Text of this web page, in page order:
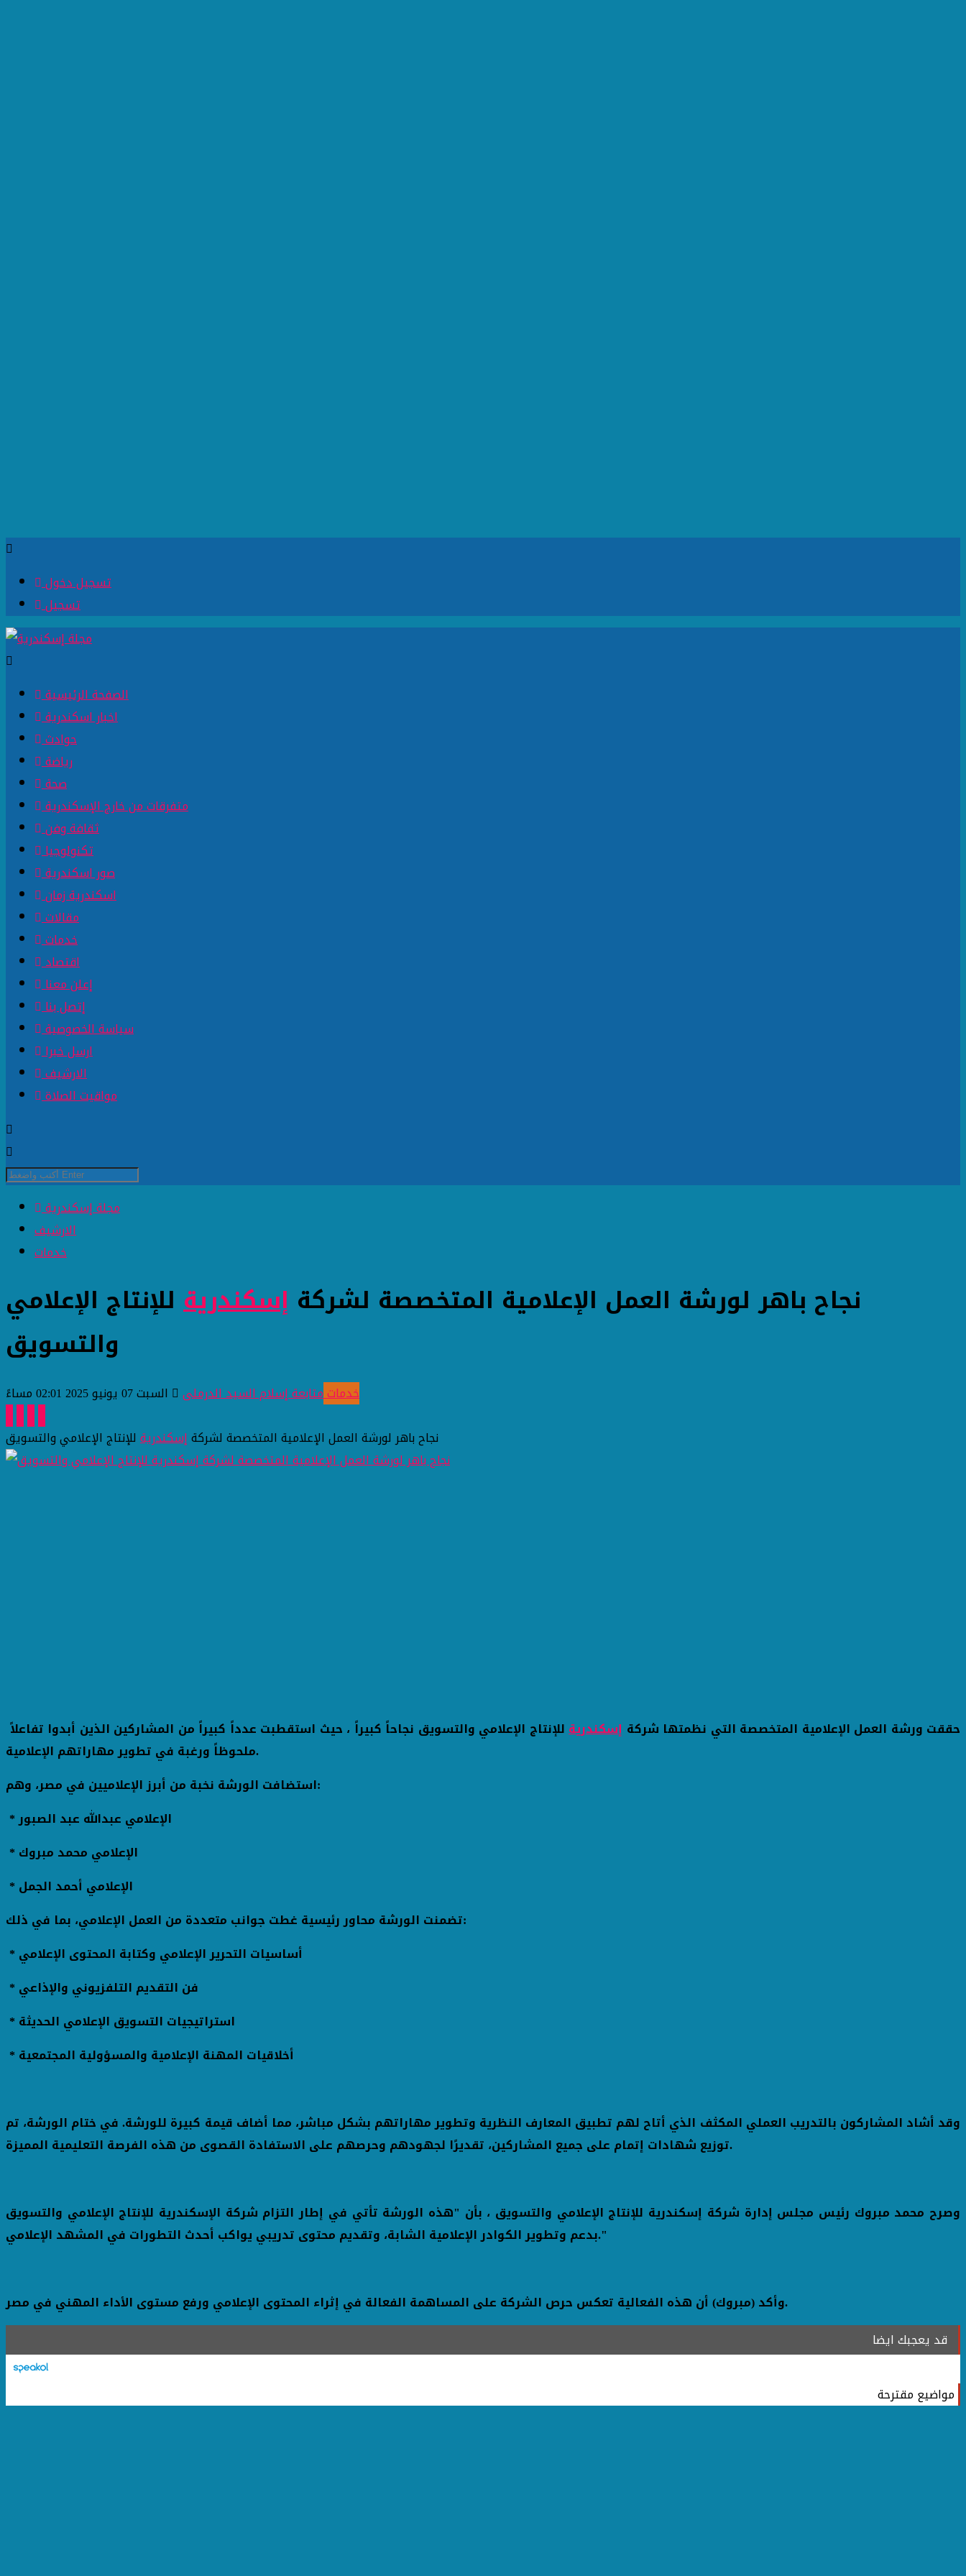
تسجيل دخول
تسجيل
الصفحة الرئيسية
اخبار اسكندرية
حوادث
رياضة
صحة
متفرقات من خارج الإسكندرية
ثقافة وفن
تكنولوجيا
صور اسكندرية
اسكندرية زمان
مقالات
خدمات
اقتصاد
إعلن معنا
إتصل بنا
سياسة الخصوصية
ارسل خبرا
الارشيف
مواقيت الصلاة
مجلة إسكندرية
الارشيف
خدمات
نجاح باهر لورشة العمل الإعلامية المتخصصة لشركة إسكندرية للإنتاج الإعلامي
والتسويق
خدماتمتابعة إسلام السيد الدرملى
السبت 07 يونيو 2025 02:01 مساءً
نجاح باهر لورشة العمل الإعلامية المتخصصة لشركةإسكندرية للإنتاج الإعلامي والتسويق
حققت ورشة العمل الإعلامية المتخصصة التي نظمتها شركة إسكندريةللإنتاج الإعلامي والتسويق نجاحاً كبيراً ، حيث استقطبت عدداً كبيراً من المشاركين الذين أبدوا تفاعلاً
ملحوظاً ورغبة في تطوير مهاراتهم الإعلامية.
استضافت الورشة نخبة من أبرز الإعلاميين في مصر، وهم:
* الإعلامي عبدالله عبد الصبور
* الإعلامي محمد مبروك
* الإعلامي أحمد الجمل
تضمنت الورشة محاور رئيسية غطت جوانب متعددة من العمل الإعلامي، بما في ذلك:
* أساسيات التحرير الإعلامي وكتابة المحتوى الإعلامي
* فن التقديم التلفزيوني والإذاعي
* استراتيجيات التسويق الإعلامي الحديثة
* أخلاقيات المهنة الإعلامية والمسؤولية المجتمعية
وقد أشاد المشاركون بالتدريب العملي المكثف الذي أتاح لهم تطبيق المعارف النظرية وتطوير مهاراتهم بشكل مباشر، مما أضاف قيمة كبيرة للورشة. في ختام الورشة، تم
توزيع شهادات إتمام على جميع المشاركين، تقديرًا لجهودهم وحرصهم على الاستفادة القصوى من هذه الفرصة التعليمية المميزة.
وصرح محمد مبروك رئيس مجلس إدارة شركة إسكندرية للإنتاج الإعلامي والتسويق ، بأن "هذه الورشة تأتي في إطار التزام شركة الإسكندرية للإنتاج الإعلامي والتسويق
بدعم وتطوير الكوادر الإعلامية الشابة، وتقديم محتوى تدريبي يواكب أحدث التطورات في المشهد الإعلامي."
وأكد (مبروك) أن هذه الفعالية تعكس حرص الشركة على المساهمة الفعالة في إثراء المحتوى الإعلامي ورفع مستوى الأداء المهني في مصر.
قد يعجبك ايضا
مواضيع مقترحة